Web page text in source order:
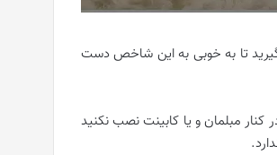
بگیرید تا به خوبی به این شاخص دست
کنار مبلمان و یا کابینت نصب نکنید